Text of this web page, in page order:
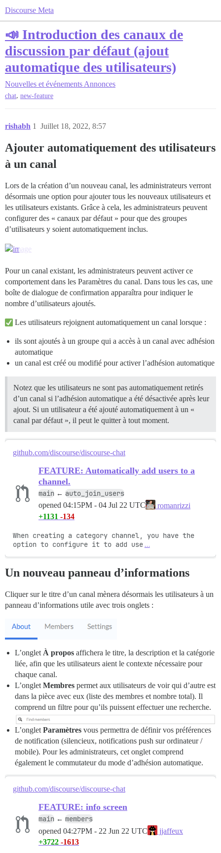
Discourse Meta
📣 Introduction des canaux de
discussion par défaut (ajout
automatique des utilisateurs)
Nouvelles et événements Annonces
chat, new-feature
rishabh Juillet 18, 2022, 8:57
1
Ajouter automatiquement des utilisateurs
à un canal
Lors de la création d’un nouveau canal, les administrateurs verront
désormais une option pour ajouter tous les nouveaux utilisateurs et
les utilisateurs existants. Grâce à cela, les administrateurs peuvent
configurer des « canaux par défaut » pour que des groupes
d’utilisateurs y soient automatiquement inclus.
Pour un canal existant, les administrateurs peuvent activer ce
comportement dans les Paramètres du canal. Dans tous les cas, une
boîte de dialogue de confirmation apparaîtra pour indiquer le
nombre d’utilisateurs ajoutés.
Les utilisateurs rejoignent automatiquement un canal lorsque :
ils sont ajoutés à un groupe qui a accès à un canal avec adhésion
automatique
un canal est créé ou modifié pour activer l’adhésion automatique
Notez que les utilisateurs ne sont pas automatiquement retirés
d’un canal si l’adhésion automatique a été désactivée après leur
ajout. Si un utilisateur a été ajouté automatiquement à un «
canal par défaut », il peut le quitter à tout moment.
github.com/discourse/discourse-chat
FEATURE: Automatically add users to a
channel.
main ← auto_join_users
opened 04:15PM - 04 Jul 22 UTC
romanrizzi
+1131 -134
When creating a category channel, you have the
option to configure it to add use …
Un nouveau panneau d’informations
Cliquer sur le titre d’un canal mènera désormais les utilisateurs à un
panneau d’informations utile avec trois onglets :
L’onglet À propos affichera le titre, la description et la catégorie
liée, afin que les utilisateurs aient le contexte nécessaire pour
chaque canal.
L’onglet Membres permet aux utilisateurs de voir qui d’autre est
dans la pièce avec eux (liste des membres et nombre total). Il
comprend un filtre pour qu’ils puissent effectuer une recherche.
L’onglet Paramètres vous permettra de définir vos préférences
de notification (silencieux, notifications push sur ordinateur /
mobile). Pour les administrateurs, cet onglet comprend
également le commutateur du mode d’adhésion automatique.
github.com/discourse/discourse-chat
FEATURE: info screen
main ← members
opened 04:27PM - 22 Jun 22 UTC
jjaffeux
+3722 -1613